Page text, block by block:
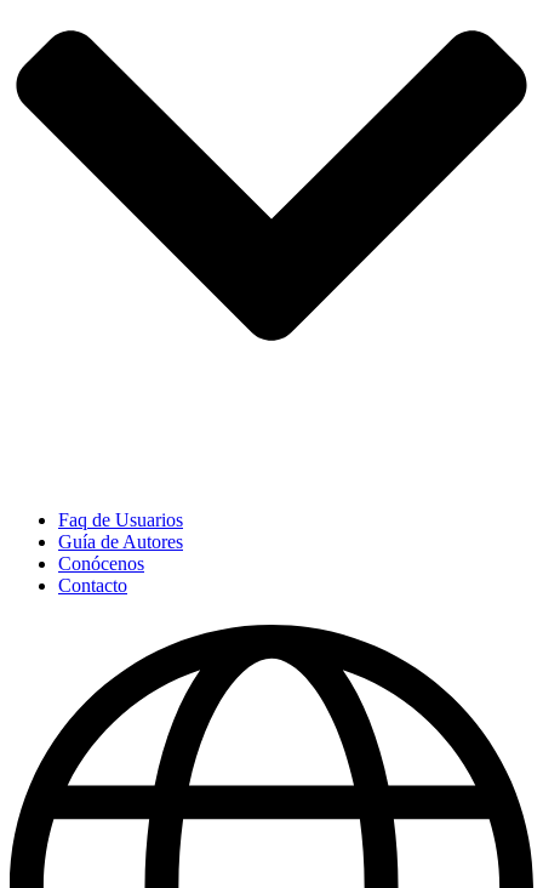
Faq de Usuarios
Guía de Autores
Conócenos
Contacto